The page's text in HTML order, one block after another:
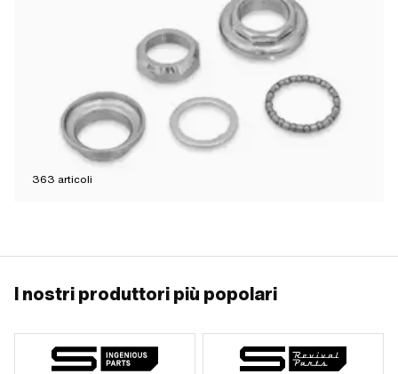
363 articoli
I nostri produttori più popolari